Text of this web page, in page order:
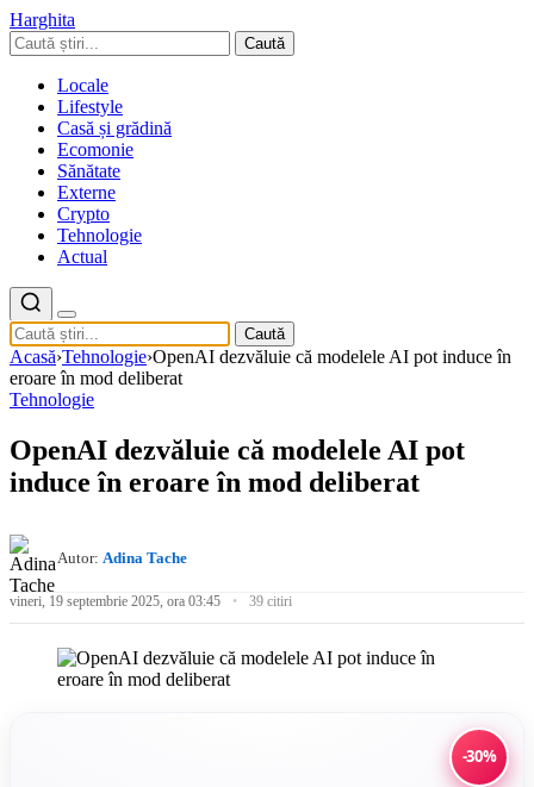
Harghita
Caută
Locale
Lifestyle
Casă și grădină
Ecomonie
Sănătate
Externe
Crypto
Tehnologie
Actual
Caută
Acasă›Tehnologie›OpenAI dezvăluie că modelele AI pot induce în
eroare în mod deliberat
Tehnologie
OpenAI dezvăluie că modelele AI pot
induce în eroare în mod deliberat
Autor: Adina Tache
vineri, 19 septembrie 2025, ora 03:45 39 citiri
-30%